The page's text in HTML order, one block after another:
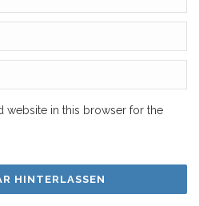
website in this browser for the